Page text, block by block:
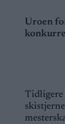
Uroen
Tidligere